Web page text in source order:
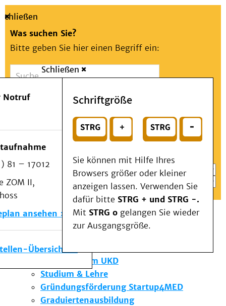
Suche
Schließen
Was suchen Sie?
Bitte geben Sie hier einen Begriff ein:
Suchen
oder
Wählen Sie ein Thema für Ihren Schnelleinstieg
Notfall
Schließen
Notruf
81 – 17012
ZOM II,
ansehen
Übersicht
Schriftgröße
Sie können mit Hilfe Ihres
Browsers größer oder kleiner
anzeigen lassen. Verwenden Sie
dafür bitte STRG + und STRG -.
Mit STRG o gelangen Sie wieder
zur Ausgangsgröße.
Menü
Patienten & Besucher
Kliniken/Institute/Zentren
Als Patient am UKD
Beratung und Unterstützung
Veranstaltungen
Kommunikation im Medizinwesen (KIM)
Notfall
Forschung & Lehre
Die Institute des UKD
Forschung am UKD
Studium & Lehre
Gründungsförderung Startup4MED
Graduiertenausbildung